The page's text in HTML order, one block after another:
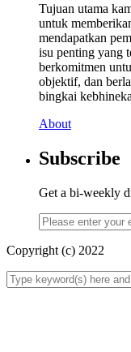
Tujuan utama
untuk
mendapatkan
isu penting yang
berkomitmen
objektif, dan
bingkai
About
Subscribe
Get a bi-weekly
Copyright (c) 2022